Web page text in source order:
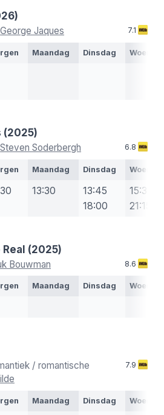
George Jaques 7.1
Maandag Dinsdag
(2025)
Steven Soderbergh 6.8
Maandag Dinsdag
13:30
13:45
18:00
15:30
21:15
(2025)
Bouwman 8.6
Maandag Dinsdag
/ romantische
7.9
Maandag Dinsdag